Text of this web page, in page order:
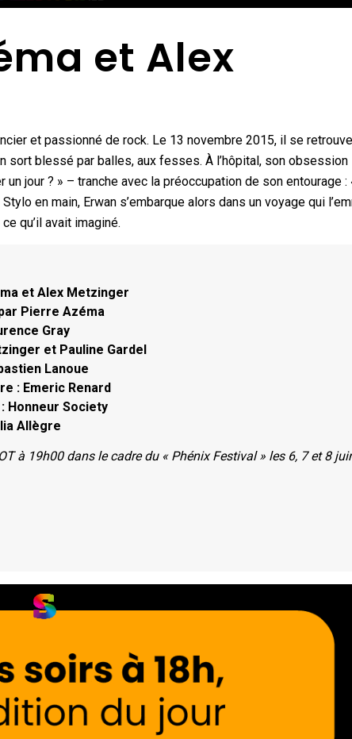
et Alex
et passionné de rock. Le 13 novembre 2015, il se
sort blessé par balles, aux fesses. À l’hôpital, son obsession
un jour ? » – tranche avec la préoccupation de son entourage :
en main, Erwan s’embarque alors dans un voyage qui
qu’il avait imaginé.
et Alex Metzinger
Pierre Azéma
Gray
et Pauline Gardel
Lanoue
: Emeric Renard
Honneur Society
Allègre
à 19h00 dans le cadre du « Phénix Festival » les 6, 7 et 8